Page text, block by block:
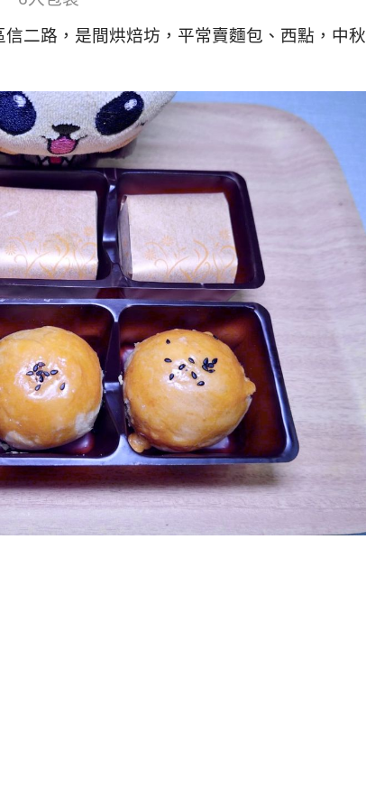
二路，是間烘焙坊，平常賣麵包、西點，中秋